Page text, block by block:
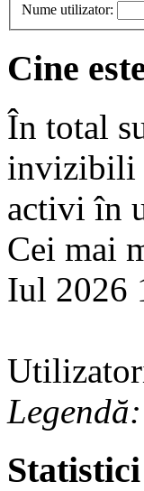
Nume utilizator:
Cine
În total
invizibili
activi în
Cei mai
Iul 2026
Statistici